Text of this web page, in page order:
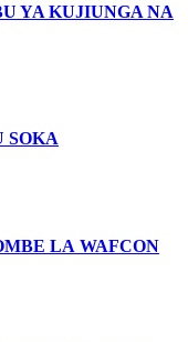
YA KUJIUNGA NA
SOKA
LA WAFCON